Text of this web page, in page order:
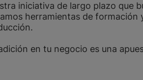
iniciativa de largo plazo
herramientas de
en tu negocio es una